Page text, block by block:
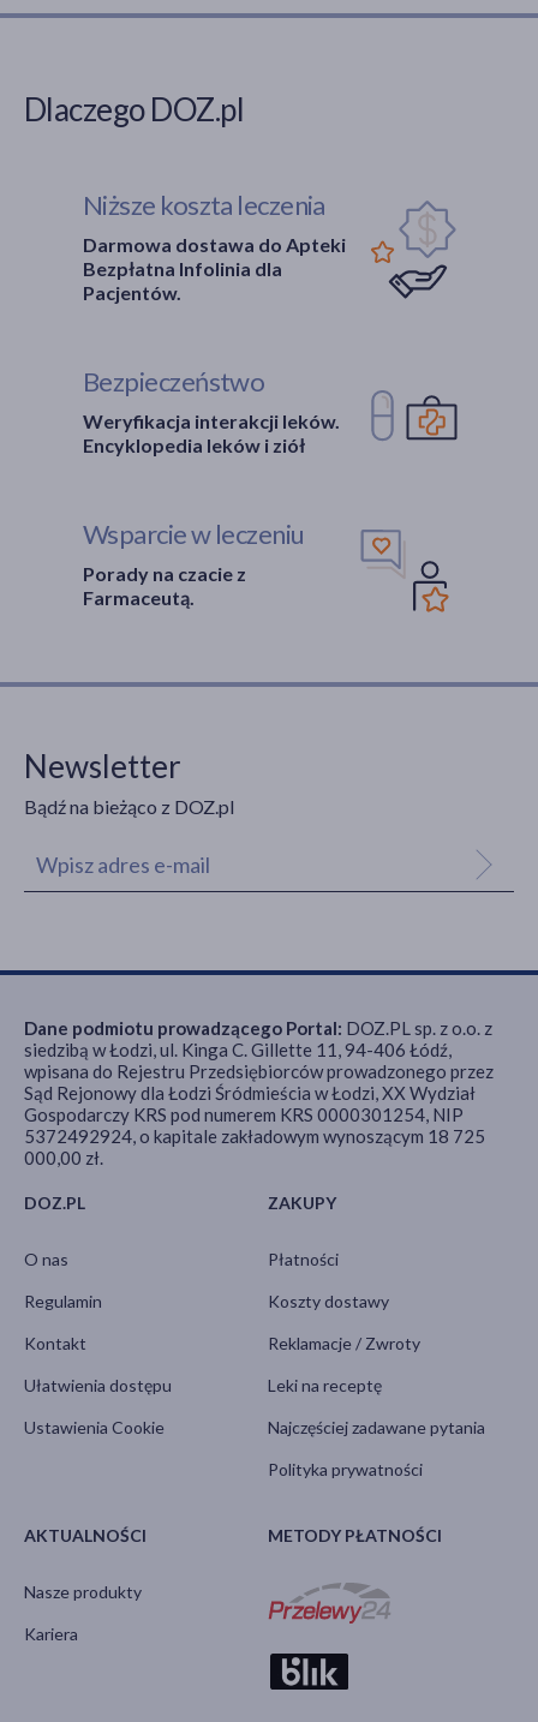
Dlaczego DOZ.pl
Niższe koszta leczenia
Darmowa dostawa do Apteki
Bezpłatna Infolinia dla
Pacjentów.
Bezpieczeństwo
Weryfikacja interakcji leków.
Encyklopedia leków i ziół
Wsparcie w leczeniu
Porady na czacie z
Farmaceutą.
Newsletter
Bądź na bieżąco z DOZ.pl
DOZ.PL
O nas
Regulamin
Kontakt
Ułatwienia dostępu
Ustawienia Cookie
ZAKUPY
Płatności
Koszty dostawy
Reklamacje / Zwroty
Leki na receptę
Najczęściej zadawane pytania
Polityka prywatności
AKTUALNOŚCI
Nasze produkty
Kariera
METODY PŁATNOŚCI
Dane podmiotu prowadzącego Portal: DOZ.PL sp. z o.o. z
siedzibą w Łodzi, ul. Kinga C. Gillette 11, 94-406 Łódź,
wpisana do Rejestru Przedsiębiorców prowadzonego przez
Sąd Rejonowy dla Łodzi Śródmieścia w Łodzi, XX Wydział
Gospodarczy KRS pod numerem KRS 0000301254, NIP
5372492924, o kapitale zakładowym wynoszącym 18 725
000,00 zł.